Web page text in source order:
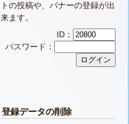
トの投稿や、バナーの登録が出
来ます。
ID：
パスワード：
登録データの削除